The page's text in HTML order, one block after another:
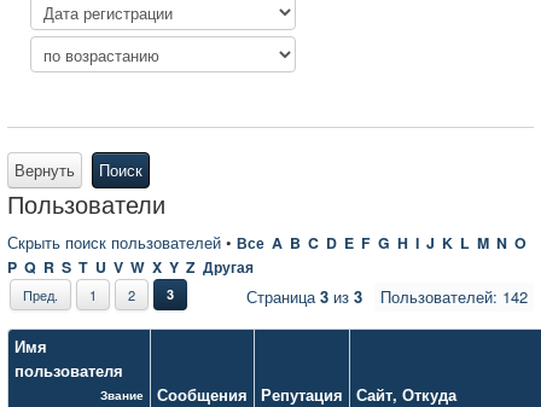
Вернуть Поиск
Пользователи
Скрыть поиск пользователей • Все A B C D E F G H I J K L M N O
P Q R S T U V W X Y Z Другая
Пользователей: 142
Пред. 1 2 3 Страница3 из 3
Имя
пользователя
Звание Сообщения Репутация Сайт, Откуда